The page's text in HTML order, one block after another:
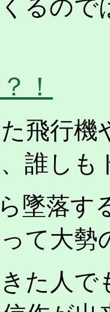
るので
！
飛行
誰しも
墜落す
て大勢
た人で